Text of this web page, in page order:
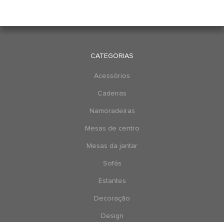
CATEGORIAS
Acessórios
Cadeiras
Namoradeiras
Mesas de centro
Mesas da jantar
Sofás
Estantes
Decoração
Design